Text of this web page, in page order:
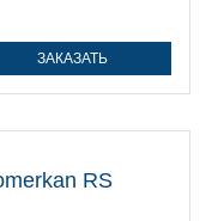
ЗАКАЗАТЬ